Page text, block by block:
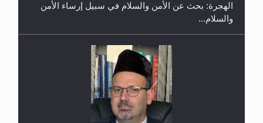
حفل توزيع الشهادات في الجامعة الأحمدية بنيجيريا لعام
الهجرة: بحث عن الأمن والسلام في سبيل إرساء الأمن
والسلام...